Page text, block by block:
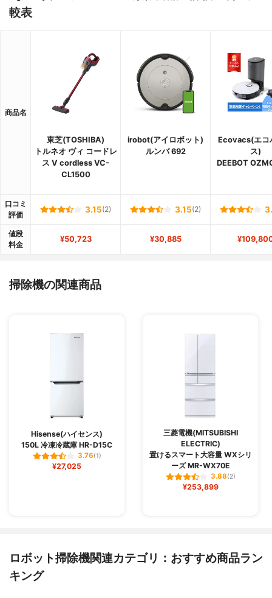
較表
商品名
東芝(TOSHIBA)
トルネオ ヴィ コードレ
ス V cordless VC-
CL1500
irobot(アイロボット)
ルンバ 692
Ecovacs(エコ
ス)
DEEBOT
口コミ
評価
3.15(2) 3.15(2)
値段
料金
¥50,723 ¥30,885
掃除機の関連商品
Hisense(ハイセンス)
150L 冷凍冷蔵庫 HR-D15C
3.76(1)
¥27,025
三菱電機(MITSUBISHI
ELECTRIC)
置けるスマート大容量 WXシリ
ーズ MR-WX70E
3.88(2)
¥253,899
ロボット掃除機関連カテゴリ：おすすめ商品ラン
キング